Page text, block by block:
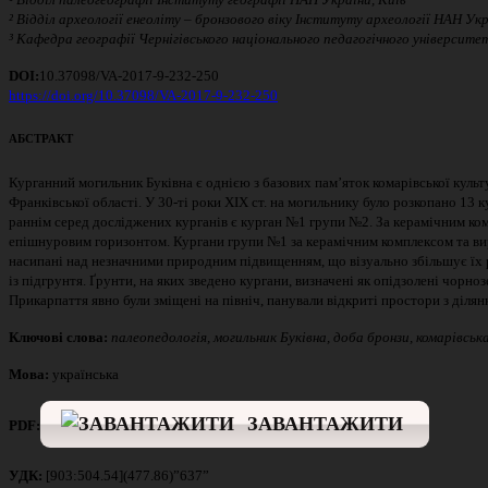
² Відділ археології енеоліту – бронзового віку Інституту археології НАН
³ Кафедра географії Чернігівського національного педагогічного
DOI: 10.37098/VA-2017-9-232-250
https://doi.org/10.37098/VA-2017-9-232-250
АБСТРАКТ
Курганний могильник Буківна є однією з базових пам’яток комарівської
Франківської області. У 30-ті роки XIX ст. на могильнику було розкопано
раннім серед досліджених курганів є курган №1 групи №2. За керамічним
епішнуровим горизонтом. Кургани групи №1 за керамічним комплексом та
насипані над незначними природним підвищенням, що візуально збільшує їх
із підгрунтя. Ґрунти, на яких зведено кургани, визначені як опідзолені
Прикарпаття явно були зміщені на північ, панували відкриті простори з
Ключові слова: палеопедологія, могильник Буківна, доба бронзи,
Мова: українська
PDF: ЗАВАНТАЖИТИ
УДК: [903:504.54](477.86)”637”